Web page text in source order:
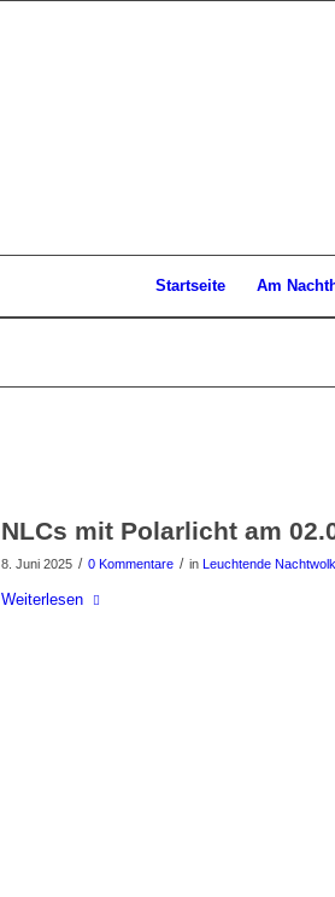
Startseite Am
NLCs mit Polarlicht am
8. Juni 2025 / 0 Kommentare / in Leuchtende
Weiterlesen